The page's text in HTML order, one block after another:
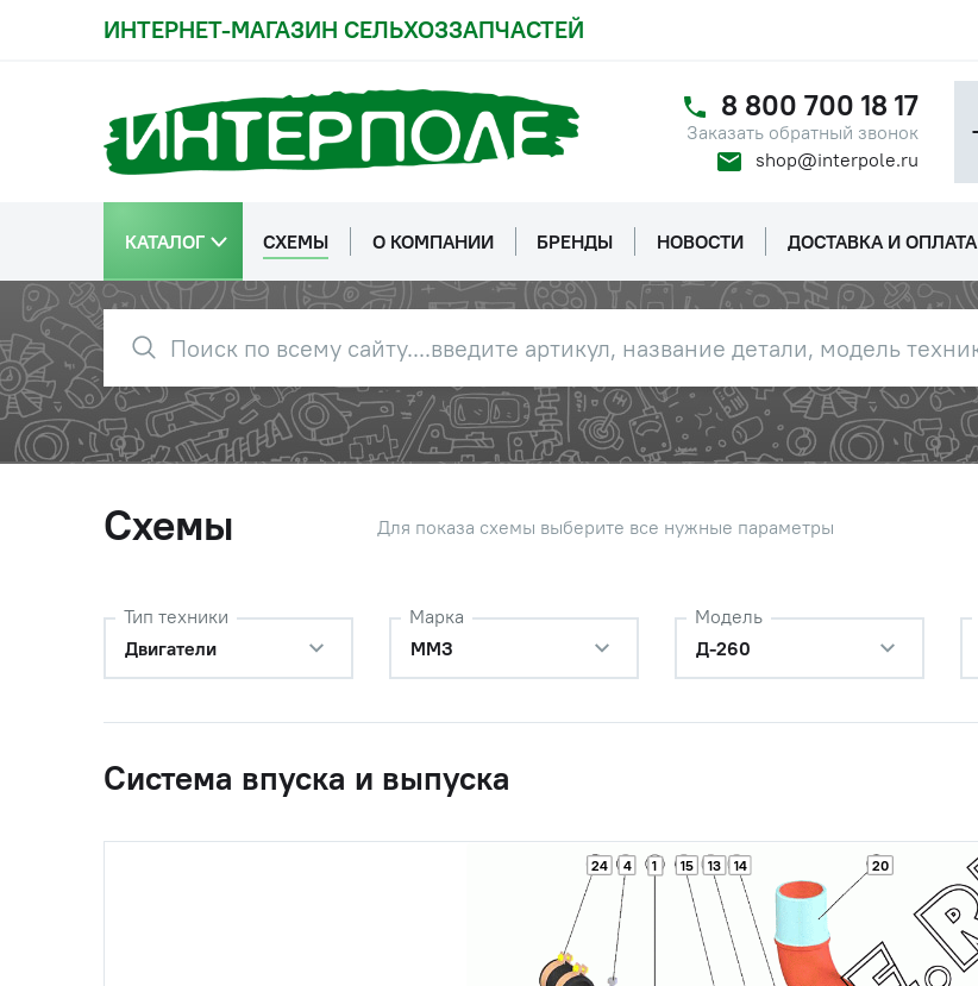
ИНТЕРНЕТ-МАГАЗИН СЕЛЬХОЗЗАПЧАСТЕЙ
8 800 700 18 17
Заказать обратный звонок
shop@interpole.ru
КАТАЛОГ СХЕМЫ О КОМПАНИИ БРЕНДЫ НОВОСТИ ДОСТАВКА И ОПЛАТА
Схемы Для показа схемы выберите все нужные параметры
Тип техники
Двигатели
Марка
ММЗ
Модель
Д-260
Система впуска и выпуска
1
4 13 14
15 20
24